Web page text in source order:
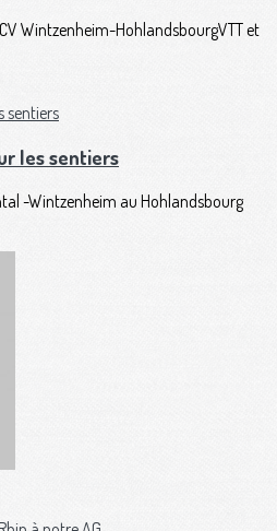
Wintzenheim-HohlandsbourgVTT et
les sentiers
-Wintzenheim au Hohlandsbourg